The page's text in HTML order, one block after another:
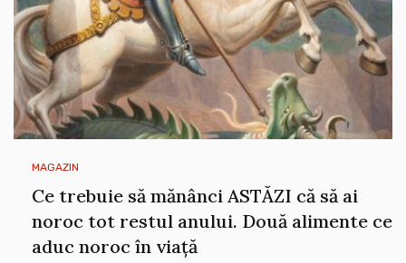
MAGAZIN
Ce trebuie să mănânci ASTĂZI că să ai
noroc tot restul anului. Două alimente ce
aduc noroc în viață